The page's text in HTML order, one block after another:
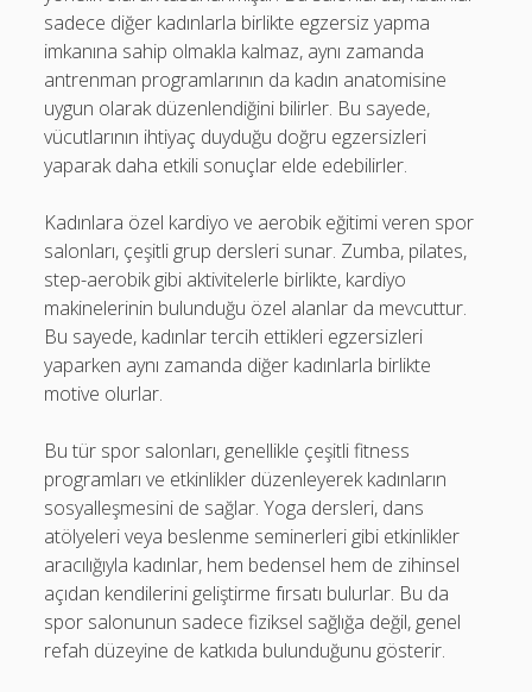
sadece diğer kadınlarla birlikte egzersiz yapma
imkanına sahip olmakla kalmaz, aynı zamanda
antrenman programlarının da kadın anatomisine
uygun olarak düzenlendiğini bilirler. Bu sayede,
vücutlarının ihtiyaç duyduğu doğru egzersizleri
yaparak daha etkili sonuçlar elde edebilirler.
Kadınlara özel kardiyo ve aerobik eğitimi veren spor
salonları, çeşitli grup dersleri sunar. Zumba, pilates,
step-aerobik gibi aktivitelerle birlikte, kardiyo
makinelerinin bulunduğu özel alanlar da mevcuttur.
Bu sayede, kadınlar tercih ettikleri egzersizleri
yaparken aynı zamanda diğer kadınlarla birlikte
motive olurlar.
Bu tür spor salonları, genellikle çeşitli fitness
programları ve etkinlikler düzenleyerek kadınların
sosyalleşmesini de sağlar. Yoga dersleri, dans
atölyeleri veya beslenme seminerleri gibi etkinlikler
aracılığıyla kadınlar, hem bedensel hem de zihinsel
açıdan kendilerini geliştirme fırsatı bulurlar. Bu da
spor salonunun sadece fiziksel sağlığa değil, genel
refah düzeyine de katkıda bulunduğunu gösterir.